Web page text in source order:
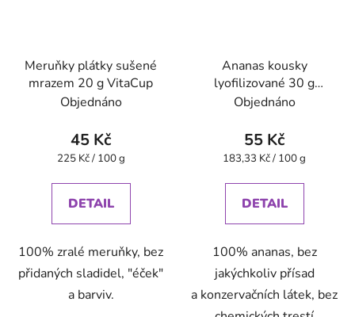
Meruňky plátky sušené
mrazem 20 g VitaCup
Objednáno
45 Kč
Měrná
225 Kč / 100 g
DETAIL
100% zralé meruňky, bez
přidaných sladidel, "éček"
a barviv.
Ananas kousky
lyofilizované 30 g
VitaCup
Objednáno
55 Kč
Měrná
183,33 Kč / 100 g
DETAIL
100% ananas, bez
jakýchkoliv přísad
a konzervačních látek, bez